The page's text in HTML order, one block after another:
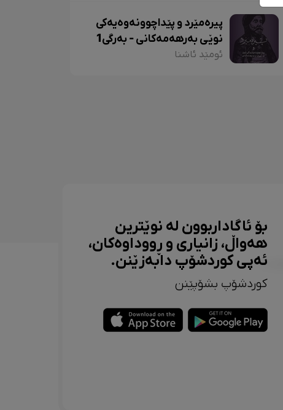
پیرەمێرد و پێداچوونەوەیەکی
نوێی بەرهەمەکانی - بەرگی1
ئومێد ئاشنا
بۆ ئاگاداربوون لە نوێترین
هەواڵ، زانیاری و ڕووداوەکان،
ئەپی کوردشۆپ دابەزێنن.
کوردشۆپ بشۆپێنن